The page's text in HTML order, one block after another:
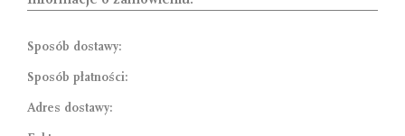
Sposób dostawy:
Sposób płatności:
Adres dostawy: